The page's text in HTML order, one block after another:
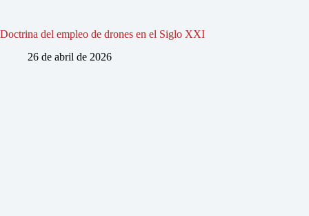
Doctrina del empleo de drones en el Siglo XXI
26 de abril de 2026